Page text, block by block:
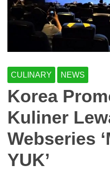
CULINARY NEWS
Korea
Kuliner
Webseries
YUK’